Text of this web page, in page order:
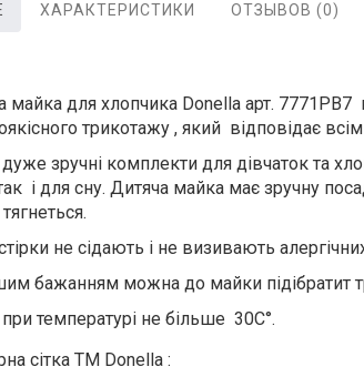
ХАРАКТЕРИСТИКИ ОТЗЫВОВ (0)
майка для хлопчика Donella арт.
трикотажу , який відповідає
дуже зручні комплекти для дівчаток та
і для сну. Дитяча майка має зручну
не сідають і не визивають
бажанням можна до майки підібратит
температурі не більше 30С°.
сітка ТМ Donella :